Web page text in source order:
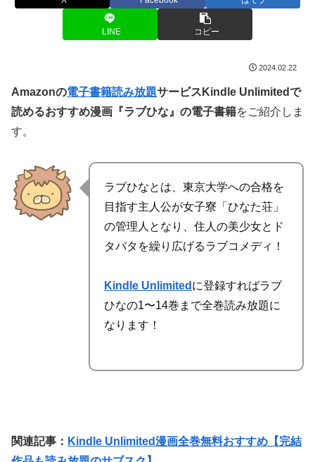
LINE コピー
2024.02.22
Amazonの電子書籍読み放題サービスKindle Unlimitedで
読めるおすすめ漫画『ラブひな』の電子書籍をご紹介しま
す。
ラブひなとは、東京大学への合格を
目指す主人公が女子寮「ひなた荘」
の管理人となり、住人の美少女とド
タバタを繰り広げるラブコメディ！
Kindle Unlimited に登録すればラブ
ひなの1〜14巻まで全巻読み放題に
なります！
関連記事： Kindle Unlimited漫画全巻無料おすすめ【完結